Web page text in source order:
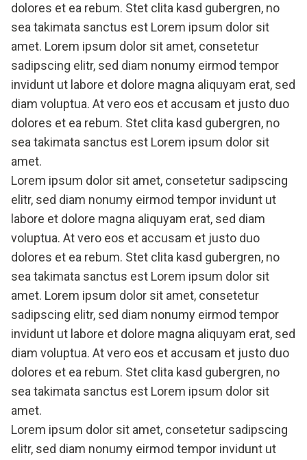
dolores et ea rebum. Stet clita kasd gubergren, no
sea takimata sanctus est Lorem ipsum dolor sit
amet. Lorem ipsum dolor sit amet, consetetur
sadipscing elitr, sed diam nonumy eirmod tempor
invidunt ut labore et dolore magna aliquyam erat, sed
diam voluptua. At vero eos et accusam et justo duo
dolores et ea rebum. Stet clita kasd gubergren, no
sea takimata sanctus est Lorem ipsum dolor sit
amet.
Lorem ipsum dolor sit amet, consetetur sadipscing
elitr, sed diam nonumy eirmod tempor invidunt ut
labore et dolore magna aliquyam erat, sed diam
voluptua. At vero eos et accusam et justo duo
dolores et ea rebum. Stet clita kasd gubergren, no
sea takimata sanctus est Lorem ipsum dolor sit
amet. Lorem ipsum dolor sit amet, consetetur
sadipscing elitr, sed diam nonumy eirmod tempor
invidunt ut labore et dolore magna aliquyam erat, sed
diam voluptua. At vero eos et accusam et justo duo
dolores et ea rebum. Stet clita kasd gubergren, no
sea takimata sanctus est Lorem ipsum dolor sit
amet.
Lorem ipsum dolor sit amet, consetetur sadipscing
elitr, sed diam nonumy eirmod tempor invidunt ut